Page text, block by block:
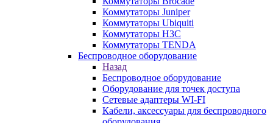
Коммутаторы Juniper
Коммутаторы Ubiquiti
Коммутаторы H3C
Коммутаторы TENDA
Беспроводное оборудование
Назад
Беспроводное оборудование
Оборудование для точек доступа
Сетевые адаптеры WI-FI
Кабели, аксессуары для беспроводного